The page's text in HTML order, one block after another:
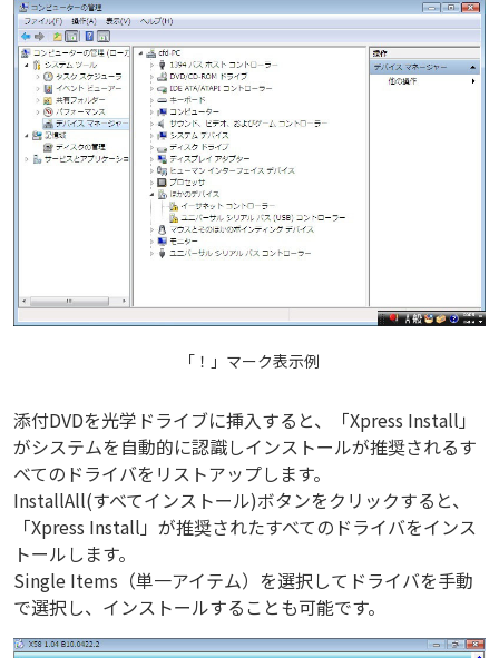
「！」マーク表示例
添付DVDを光学ドライブに挿入すると、「Xpress Install」
がシステムを自動的に認識しインストールが推奨されるす
べてのドライバをリストアップします。
InstallAll(すべてインストール)ボタンをクリックすると、
「Xpress Install」が推奨されたすべてのドライバをインス
トールします。
Single Items（単一アイテム）を選択してドライバを手動
で選択し、インストールすることも可能です。